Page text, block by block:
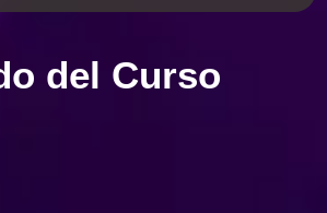
del Curso